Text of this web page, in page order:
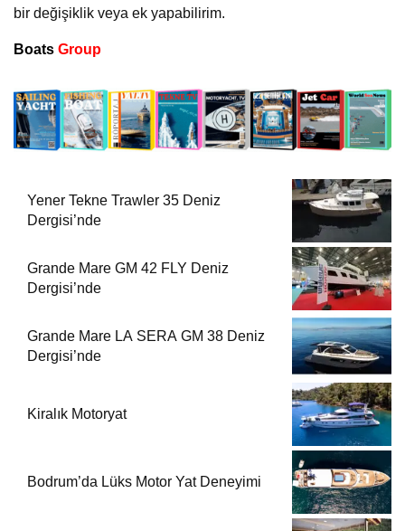
bir değişiklik veya ek yapabilirim.
Boats Group
Yener Tekne Trawler 35 Deniz
Dergisi’nde
Grande Mare GM 42 FLY Deniz
Dergisi’nde
Grande Mare LA SERA GM 38 Deniz
Dergisi’nde
Kiralık Motoryat
Bodrum’da Lüks Motor Yat Deneyimi